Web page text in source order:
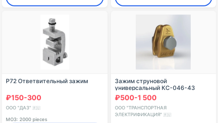
Р72 Ответвительный зажим
₽150-300
ООО "ДАЗ" 🇷🇺
МОЗ: 2000 pieces
Зажим струновой
универсальный КС-046-43
₽500-1 500
ООО "ТРАНСПОРТНАЯ
ЭЛЕКТРИФИКАЦИЯ"
🇷🇺